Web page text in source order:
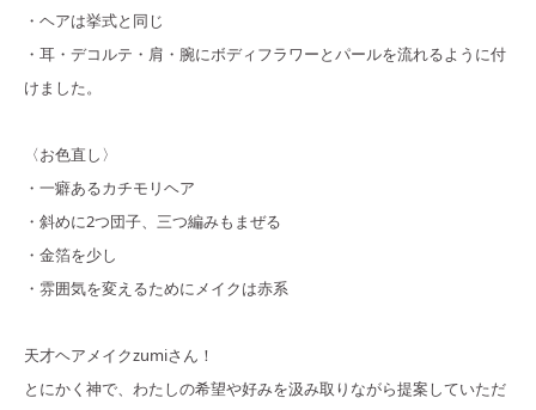
・ヘアは挙式と同じ
・耳・デコルテ・肩・腕にボディフラワーとパールを流れるように付
けました。
〈お色直し〉
・一癖あるカチモリヘア
・斜めに2つ団子、三つ編みもまぜる
・金箔を少し
・雰囲気を変えるためにメイクは赤系
天才ヘアメイクzumiさん！
とにかく神で、わたしの希望や好みを汲み取りながら提案していただ